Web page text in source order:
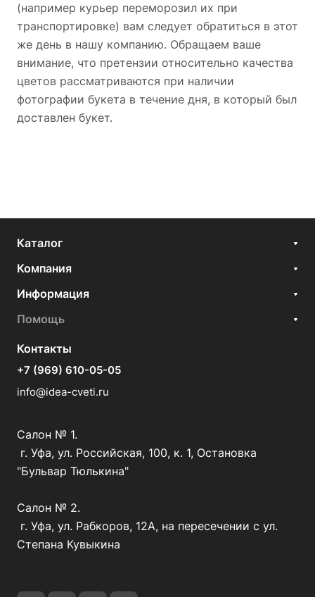
(например курьер переморозил их при
транспортировке) вам следует обратиться в этот
же день в нашу компанию. Обращаем ваше
внимание, что претензии относительно качества
цветов рассматриваются при наличии
фотографии букета в течение дня, в который был
доставлен букет.
Каталог
Компания
Информация
Помощь
Контакты
+7 (969) 610-05-05
info@idea-cveti.ru
Салон № 1.
г. Уфа, ул. Российская, 100, к. 1, Остановка
"Бульвар Тюлькина"
Салон № 2.
г. Уфа, ул. Рабкоров, 12А, на пересечении с ул.
Степана Кувыкина